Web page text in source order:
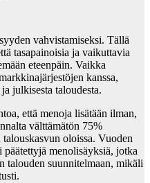
vahvistamiseksi. Tällä
tasapainoisia ja vaikuttavia
eteenpäin. Vaikka
kanssa,
julkisesta taloudesta.
että menoja lisätään ilman,
välttämätön 75%
oloissa. Vuoden
päätettyjä menolisäyksiä, jotka
talouden suunnitelmaan, mikäli